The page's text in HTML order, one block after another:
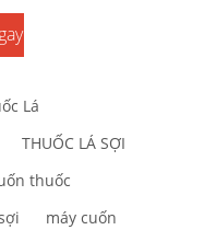
Lá
THUỐC LÁ SỢI
thuốc
máy cuốn